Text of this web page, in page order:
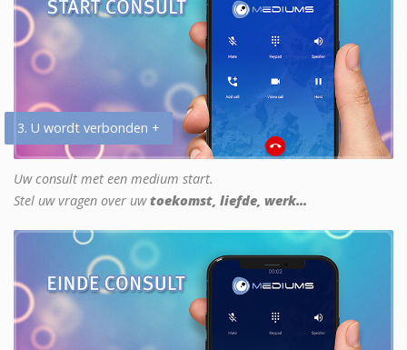
3. U wordt verbonden +
Uw consult met een medium start.
Stel uw vragen over uwtoekomst, liefde, werk...